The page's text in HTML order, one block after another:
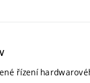
řízení